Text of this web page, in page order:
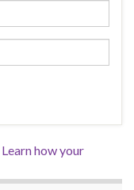
Learn how your